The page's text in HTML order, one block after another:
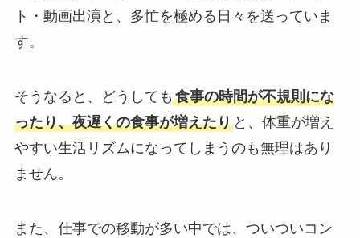
ト・動画出演と、多忙を極める日々を送っていま
す。
そうなると、どうしても 食事の時間が不規則にな
ったり、夜遅くの食事が増えたりと、体重が増え
やすい生活リズムになってしまうのも無理はあり
ません。
また、仕事での移動が多い中では、ついついコン